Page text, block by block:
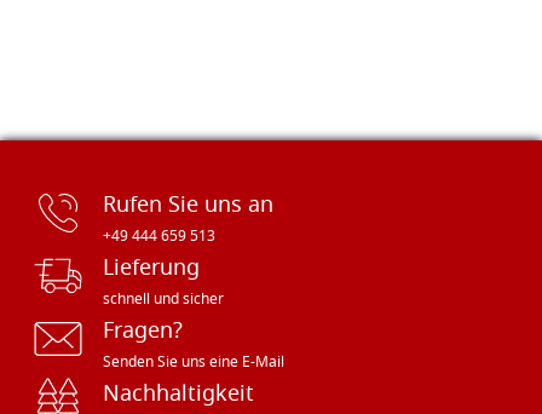
Rufen Sie uns an
+49 444 659 513
Lieferung
schnell und sicher
Fragen?
Senden Sie uns eine E-Mail
Nachhaltigkeit